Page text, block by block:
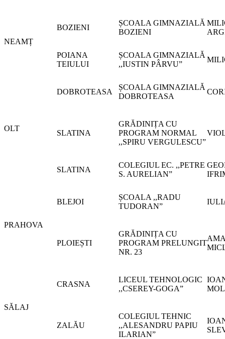
NEAMȚ
BOZIENI
ȘCOALA GIMNAZIALĂ
BOZIENI
POIANA
TEIULUI
ȘCOALA GIMNAZIALĂ
,,IUSTIN PÂRVU”
OLT
DOBROTEASA
ȘCOALA GIMNAZIALĂ
DOBROTEASA
SLATINA
GRĂDINIȚA CU
PROGRAM NORMAL
,,SPIRU VERGULESCU”
SLATINA
COLEGIUL EC. ,,PETRE
S. AURELIAN”
PRAHOVA
BLEJOI
ȘCOALA ,,RADU
TUDORAN”
PLOIEȘTI
GRĂDINIȚA CU
PROGRAM PRELUNGIT
NR. 23
SĂLAJ
CRASNA
LICEUL TEHNOLOGIC
,,CSEREY-GOGA”
ZALĂU
COLEGIUL TEHNIC
,,ALESANDRU PAPIU
ILARIAN”